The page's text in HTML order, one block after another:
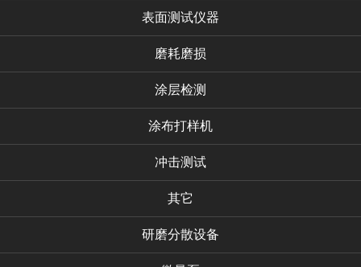
表面测试仪器
磨耗磨损
涂层检测
涂布打样机
冲击测试
其它
研磨分散设备